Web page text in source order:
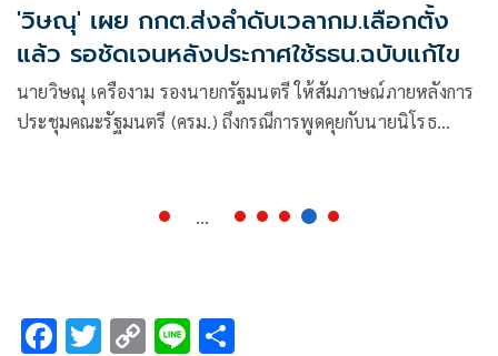
'วิษณุ' เผย กกต.ส่งลำดับเวลากม.เลือกตั้ง
แล้ว รอชัดเจนหลังประกาศใช้รธน.ฉบับแก้ไข
นายวิษณุ เครืองาม รองนายกรัฐมนตรี ให้สัมภาษณ์ภายหลังการ
ประชุมคณะรัฐมนตรี (ครม.) ถึงกรณีการพูดคุยกับนายนิโรธ
...
F T C Li